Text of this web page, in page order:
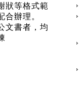
狀等格式範
合辦理。
文書者，均